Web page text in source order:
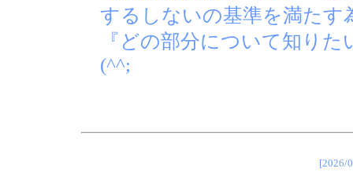
するしないの基準を満た
『どの部分について知り
(^^;
[2026/